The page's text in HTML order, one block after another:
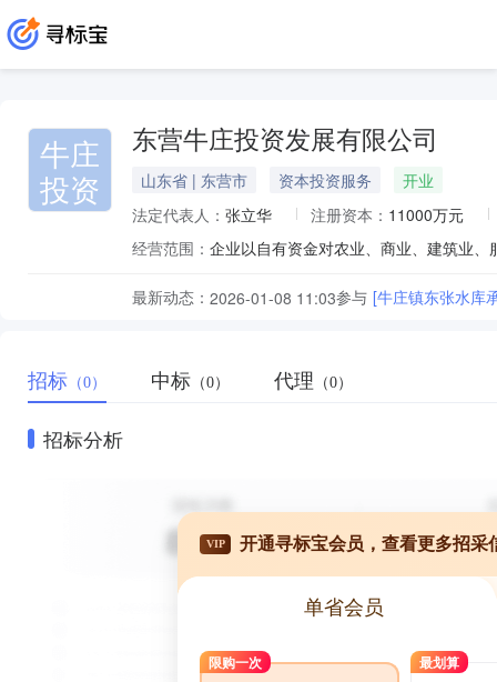
牛庄
投资
东营牛庄投资发展有限公司
山东省 | 东营市 资本投资服务
开业
法定代表人： 张立华 注册资本： 11000万元
经营范围：
最新动态： 2026-01-08 11:03参与 [牛庄镇东张水库
招标 （0） 中标 （0） 代理 （0）
招标分析
VIP 开通寻标宝会员，查看更多招采
单省会员
限购一次 最划算